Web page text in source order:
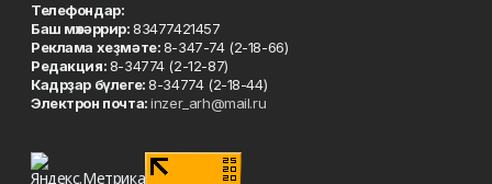
Телефондар:
Баш мөхәррир:83477421457
Реклама хеҙмәте:8-347-74 (2-18-66)
Редакция:8-34774 (2-12-87)
Кадрҙар бүлеге:8-34774 (2-18-44)
Электрон почта:inzer_arh@mail.ru